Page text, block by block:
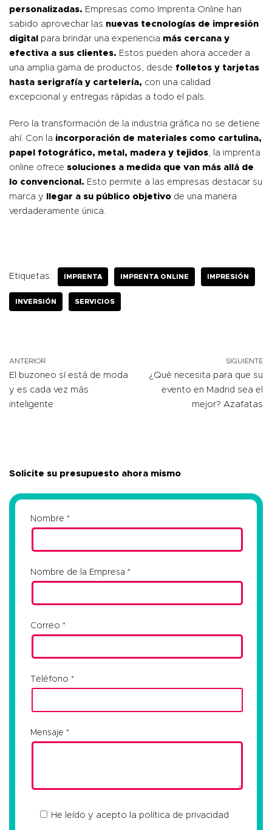
personalizadas. Empresas como Imprenta Online han
sabido aprovechar las nuevas tecnologías de impresión
digital para brindar una experiencia más cercana y
efectiva a sus clientes. Estos pueden ahora acceder a
una amplia gama de productos, desde folletos y tarjetas
hasta serigrafía y cartelería, con una calidad
excepcional y entregas rápidas a todo el país.
Pero la transformación de la industria gráfica no se detiene
ahí. Con la incorporación de materiales como cartulina,
papel fotográfico, metal, madera y tejidos , la imprenta
online ofrece soluciones a medida que van más allá de
lo convencional. Esto permite a las empresas destacar su
marca y
llegar a su público objetivo de una manera
verdaderamente única.
Etiquetas: IMPRENTA IMPRENTA ONLINE IMPRESIÓN
INVERSIÓN SERVICIOS
ANTERIOR
El buzoneo sí está de moda
y es cada vez más
inteligente
SIGUIENTE
¿Qué necesita para que su
evento en Madrid sea el
mejor? Azafatas
Solicite su presupuesto ahora mismo
Nombre
Nombre de la Empresa
Correo
Teléfono
Mensaje
He leído y acepto la política de privacidad